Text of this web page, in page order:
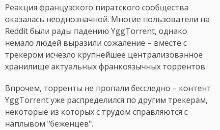
Реакция французского пиратского сообщества
оказалась неоднозначной. Многие пользователи на
Reddit были рады падению YggTorrent, однако
немало людей выразили сожаление – вместе с
трекером исчезло крупнейшее централизованное
хранилище актуальных франкоязычных торрентов.
Впрочем, торренты не пропали бесследно – контент
YggTorrent уже распределился по другим трекерам,
некоторые из которых с трудом справляются с
наплывом "беженцев".